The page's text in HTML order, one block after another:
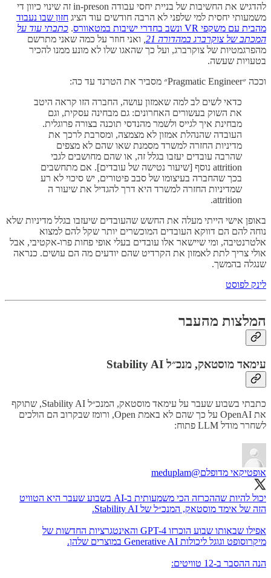
להדגיש את החשיבות של בניית יחסי עבודה in-preson זה שינוי כיוון די
משמעותי יחסית למי שלפני לא הרבה חודשים עוד הציג חזון שבו נעבוד
מהבית עם משקפי VR ונשב בחדרי ישיבות במטאוורס
. כתבתי עוד על
המכתב של צוקרברג במהדורה 21
ואני חוזר על כמה שאני מתרשם
מהפרגמטיות של צוקרברג, ועל כך שהאגו שלו לא מונע ממנו להכיר
בטעויות שעשה.
וככה ״Pragmatic Engineer״ מסביר את הטרנד עד כה:
כדאי לשים לב למה שאמזון עושה, החברה הזו קראה היטב
את השוק בעשורים האחרונים: גם מבחינה עסקית, וגם
מבחינת איך לגייס ולשמר מהנדסי תוכנה בצורה פרוגלית.
העובדה שהנהלת אמזון לא מצמצה, ומסרבת לרכך את
מדיניות החזרה למשרד מסמנת שאו שהם לא מצפים
שהרבה עובדים יעזבו בגלל זה, או שהם מחושבים לגבי
attrition נוסף [שיעור נטישה של עובדים]. אם מתחשבים
בכך שהחברה בעיצומו של סבב פיטורים, יש סיכוי לא רע
שמדיניות החזרה למשרד היא דרך להגדיל את שיעור ה
attrition.
באופן אישי הייתי מעלה את החשש שהעובדים שיעזבו בגלל מדיניות שלא
נוחה להם הם דווקא העובדים המוכשרים יותר שקל להם למצוא
אלטרנטיבה, ומי שיישאר אלו עובדים בעלי אופי פחות פרו-אקטיבי, אבל
אולי צריך לתת לאמזון את הקרדיט שהם יודעים מה הם עושים. כנראה
שנגלה בהמשך.
לינק לפוסט
המלצות מהעבר
עימאד מוסטאק, מנכ״ל Stability AI
כתבתי בשבוע שעבר על עימאד מוסטאק, המנכ״ל Stability AI, שתוקף
את OpenAI על כך שהם לא באמת Open, ורומז שבקרוב הם הולכים
לשחרר מודל LLM פתוח:
אופטיקאי מדופלם@meduplam
יכול להיות שההכרזה הכי משמעותית ב-AI בשבוע שעבר היא הטוויט
אפילו שבאותו שבוע הוכרזו GPT-4 והאינטגרציות החדשות של